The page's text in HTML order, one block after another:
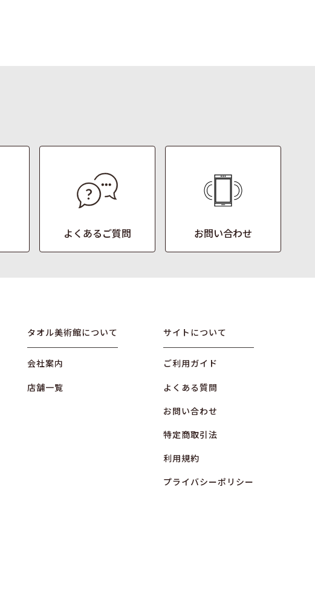
よくあるご質問 お問い合わせ
タオル美術館について
会社案内
店舗一覧
サイトについて
ご利用ガイド
よくある質問
お問い合わせ
特定商取引法
利用規約
プライバシーポリシー